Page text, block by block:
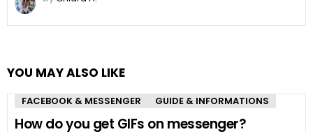
YOU MAY ALSO LIKE
FACEBOOK & MESSENGER GUIDE & INFORMATIONS
How do you get GIFs on messenger?